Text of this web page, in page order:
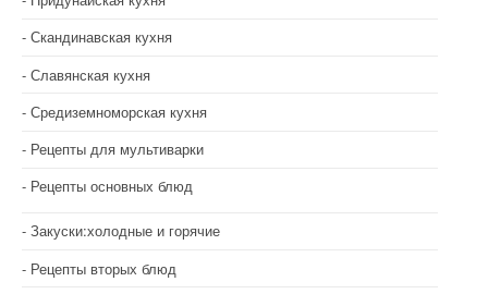
Скандинавская кухня
Славянская кухня
Средиземноморская кухня
Рецепты для мультиварки
Рецепты основных блюд
Закуски:холодные и горячие
Рецепты вторых блюд